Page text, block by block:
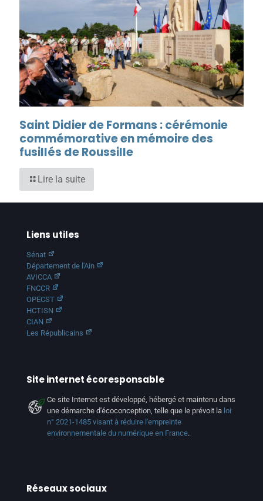
Saint Didier de Formans : cérémonie
commémorative en mémoire des
fusillés de Roussille
Lire la suite
Liens utiles
Sénat
Département de l'Ain
AVICCA
FNCCR
OPECST
HCTISN
CIAN
Les Républicains
Site internet écoresponsable
Ce site Internet est développé, hébergé et maintenu dans
une démarche d'écoconception, telle que le prévoit la loi
n° 2021-1485 visant à réduire l'empreinte
environnementale du numérique en France.
Réseaux sociaux